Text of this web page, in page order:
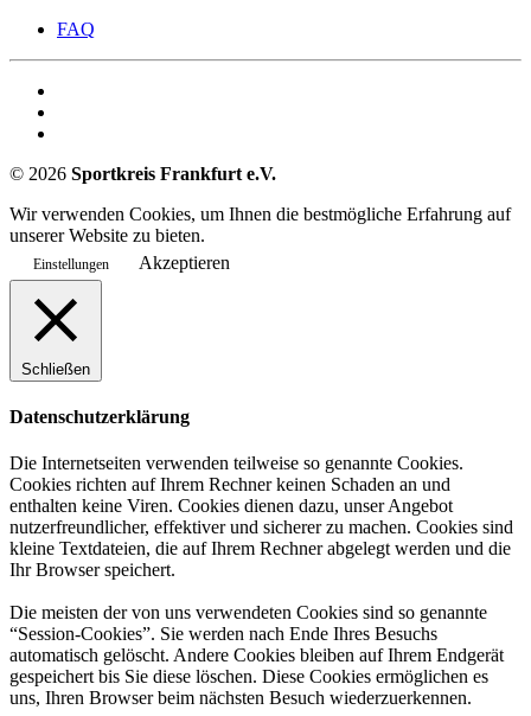
FAQ
© 2026 Sportkreis Frankfurt e.V.
Wir verwenden Cookies, um Ihnen die bestmögliche Erfahrung auf
unserer Website zu bieten.
Einstellungen Akzeptieren
Schließen
Datenschutzerklärung
Die Internetseiten verwenden teilweise so genannte Cookies.
Cookies richten auf Ihrem Rechner keinen Schaden an und
enthalten keine Viren. Cookies dienen dazu, unser Angebot
nutzerfreundlicher, effektiver und sicherer zu machen. Cookies sind
kleine Textdateien, die auf Ihrem Rechner abgelegt werden und die
Ihr Browser speichert.
Die meisten der von uns verwendeten Cookies sind so genannte
“Session-Cookies”. Sie werden nach Ende Ihres Besuchs
automatisch gelöscht. Andere Cookies bleiben auf Ihrem Endgerät
gespeichert bis Sie diese löschen. Diese Cookies ermöglichen es
uns, Ihren Browser beim nächsten Besuch wiederzuerkennen.